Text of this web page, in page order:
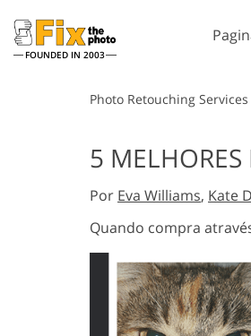
FOUNDED IN 2003
Serviços de retoque de
Serviços de Edição de
de Casamento
Lightroom
Predefinições de
Lightroom
Coleções inteiras de
predefinições de LR
Predefinições de melhor
oferta
Coleção móvel
Photo Retouching Services
5 MELHORES
Por Eva Williams, Kate
Quando compra